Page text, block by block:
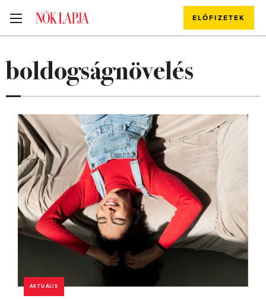
ELŐFIZETEK
boldogságnövelés
AKTUÁLIS